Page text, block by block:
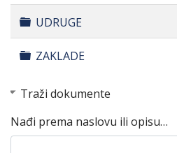
Folder
UDRUGE
Folder
ZAKLADE
Traži dokumente
Nađi prema naslovu ili opisu…